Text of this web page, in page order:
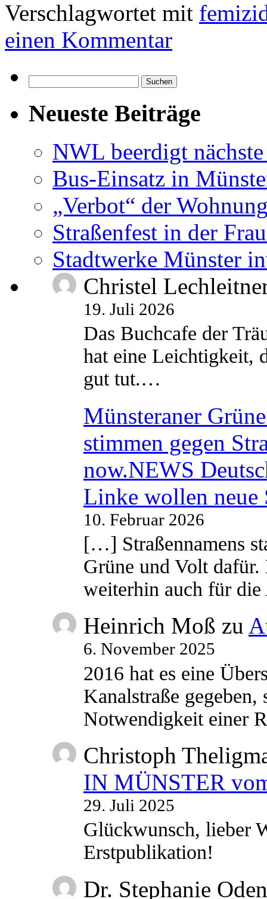
Verschlagwortet mit
einen Kommentar
nach:
Neueste Beiträge
NWL beerdigt
Bus-Einsatz in
„Verbot“ der
Straßenfest in der
Stadtwerke Münster
Christel
19. Juli 2026
Das Buchcafe der
hat eine Leichtigkeit,
gut tut.…
Münsteraner
stimmen gegen
now.NEWS
Linke wollen neue
10. Februar 2026
[…] Straßennamens
Grüne und Volt
weiterhin auch für
Heinrich Moß zu
6. November 2025
2016 hat es eine
Kanalstraße
Notwendigkeit einer
Christoph
IN MÜNSTER
29. Juli 2025
Glückwunsch, lieber
Erstpublikation!
Dr. Stephanie